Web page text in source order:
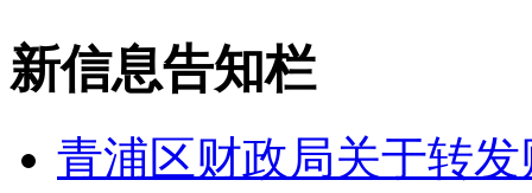
新信息告知栏
青浦区财政局关于转